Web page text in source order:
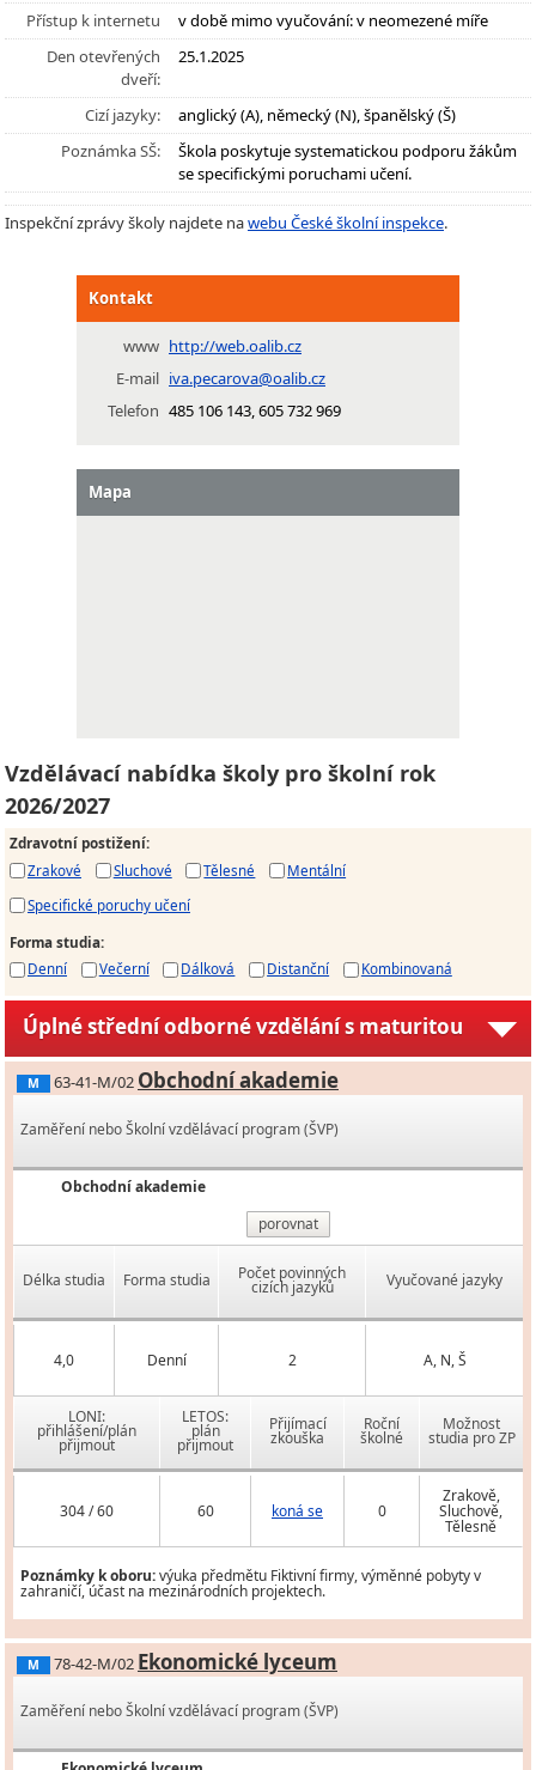
Přístup k internetu
v době mimo vyučování: v neomezené míře
Den otevřených
dveří:
25.1.2025
Cizí jazyky:
anglický (A), německý (N), španělský (Š)
Poznámka SŠ:
Škola poskytuje systematickou podporu žákům
se specifickými poruchami učení.
Inspekční zprávy školy najdete nawebu České školní inspekce.
Kontakt
www http://web.oalib.cz
E-mail iva.pecarova@oalib.cz
Telefon 485 106 143, 605 732 969
Mapa
Vzdělávací nabídka školy pro školní rok
2026/2027
Zdravotní postižení:
Zrakové
Sluchové Tělesné
Mentální
Specifické poruchy učení
Forma studia:
Denní
Večerní Dálková Distanční Kombinovaná
Úplné střední odborné vzdělání s maturitou
M 63-41-M/02 Obchodní akademie
Zaměření nebo Školní vzdělávací program (ŠVP)
Obchodní akademie
porovnat
Délka studia Forma studia Počet povinných
cizích jazyků Vyučované jazyky
4,0 Denní 2 A, N, Š
LONI:
přihlášení/plán
přijmout
LETOS:
plán
přijmout
Přijímací
zkouška
Roční
školné
Možnost
studia pro ZP
304 / 60 60 koná se 0
Zrakově,
Sluchově,
Tělesně
Poznámky k oboru:výuka předmětu Fiktivní firmy, výměnné pobyty v
zahraničí, účast na mezinárodních projektech.
M 78-42-M/02 Ekonomické lyceum
Zaměření nebo Školní vzdělávací program (ŠVP)